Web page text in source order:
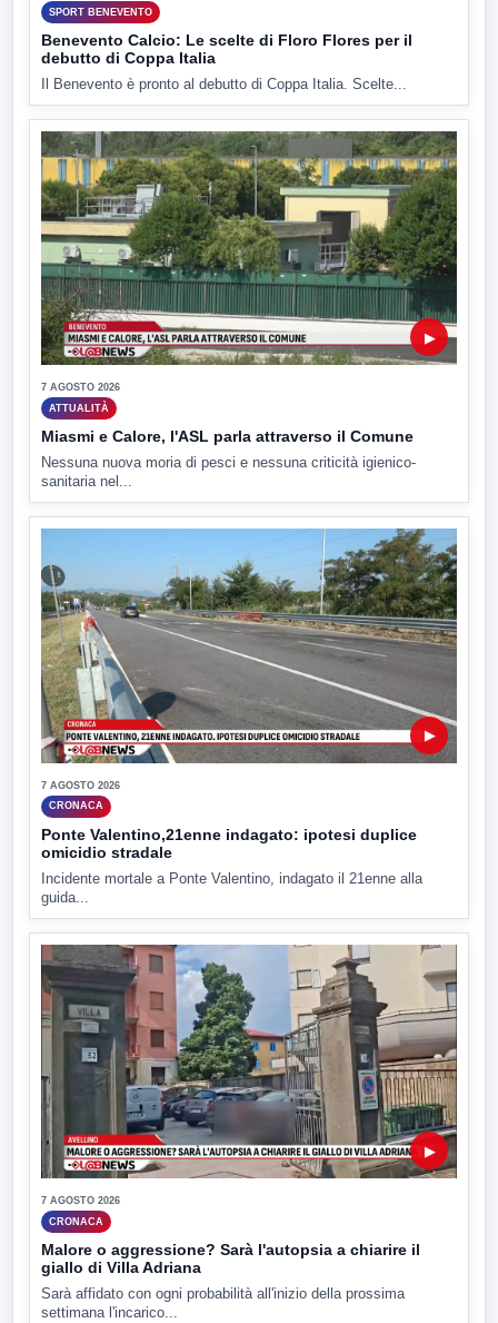
SPORT BENEVENTO
Benevento Calcio: Le scelte di Floro Flores per il
debutto di Coppa Italia
Il Benevento è pronto al debutto di Coppa Italia. Scelte...
▶
7 AGOSTO 2026
ATTUALITÀ
Miasmi e Calore, l'ASL parla attraverso il Comune
Nessuna nuova moria di pesci e nessuna criticità igienico-
sanitaria nel...
▶
7 AGOSTO 2026
CRONACA
Ponte Valentino,21enne indagato: ipotesi duplice
omicidio stradale
Incidente mortale a Ponte Valentino, indagato il 21enne alla
guida...
▶
7 AGOSTO 2026
CRONACA
Malore o aggressione? Sarà l'autopsia a chiarire il
giallo di Villa Adriana
Sarà affidato con ogni probabilità all'inizio della prossima
settimana l'incarico...